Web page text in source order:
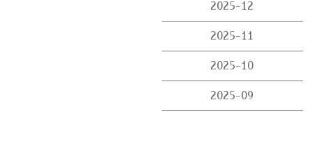
2025-12
2025-11
2025-10
2025-09